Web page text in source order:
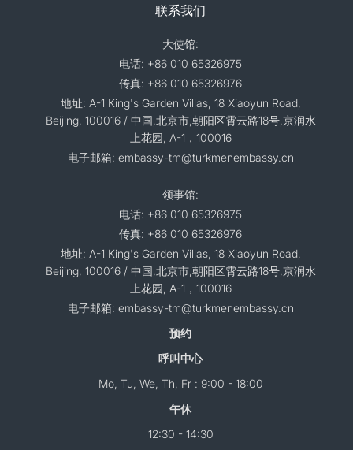
联系我们
大使馆:
电话: +86 010 65326975
传真: +86 010 65326976
地址: A-1 King's Garden Villas, 18 Xiaoyun Road,
Beijing, 100016 / 中国,北京市,朝阳区霄云路18号,京润水
上花园, A-1，100016
电子邮箱: embassy-tm@turkmenembassy.cn
领事馆:
电话: +86 010 65326975
传真: +86 010 65326976
地址: A-1 King's Garden Villas, 18 Xiaoyun Road,
Beijing, 100016 / 中国,北京市,朝阳区霄云路18号,京润水
上花园, A-1，100016
电子邮箱: embassy-tm@turkmenembassy.cn
预约
呼叫中心
Mo, Tu, We, Th, Fr : 9:00 - 18:00
午休
12:30 - 14:30